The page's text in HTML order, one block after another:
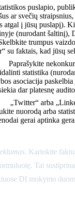
puslapio,
ar svečių
atgal į jūsų puslapį).
(nurodant šaltinį),
trumpus
su faktais, kad jūsų
Paprašykite
statistika
asociacija
dar platesnę
„Twitter“ arba
nuorodą arba
gerai aptinka
. Kartokite
Tai
DI mokymo